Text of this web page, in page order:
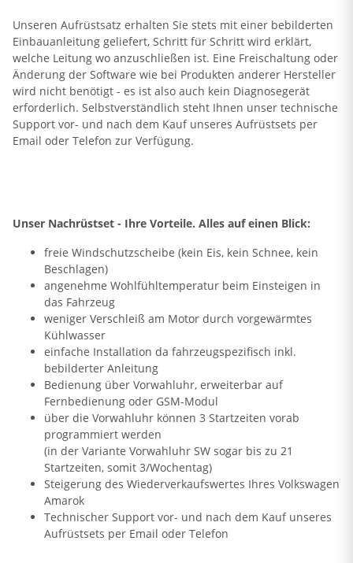
Unseren Aufrüstsatz erhalten Sie stets mit einer bebilderten
Einbauanleitung geliefert, Schritt für Schritt wird erklärt,
welche Leitung wo anzuschließen ist. Eine Freischaltung oder
Änderung der Software wie bei Produkten anderer Hersteller
wird nicht benötigt - es ist also auch kein Diagnosegerät
erforderlich. Selbstverständlich steht Ihnen unser technische
Support vor- und nach dem Kauf unseres Aufrüstsets per
Email oder Telefon zur Verfügung.
Unser Nachrüstset - Ihre Vorteile. Alles auf einen Blick:
freie Windschutzscheibe (kein Eis, kein Schnee, kein
Beschlagen)
angenehme Wohlfühltemperatur beim Einsteigen in
das Fahrzeug
weniger Verschleiß am Motor durch vorgewärmtes
Kühlwasser
einfache Installation da fahrzeugspezifisch inkl.
bebilderter Anleitung
Bedienung über Vorwahluhr, erweiterbar auf
Fernbedienung oder GSM-Modul
über die Vorwahluhr können 3 Startzeiten vorab
programmiert werden
(in der Variante Vorwahluhr SW sogar bis zu 21
Startzeiten, somit 3/Wochentag)
Steigerung des Wiederverkaufswertes Ihres Volkswagen
Amarok
Technischer Support vor- und nach dem Kauf unseres
Aufrüstsets per Email oder Telefon